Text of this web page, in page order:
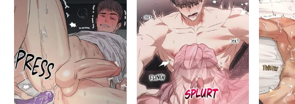
Mỗi Ngày Đều Muốn Làm Bệnh Kiều Vương Tử Xấu Hổ Tới Độn Thổ